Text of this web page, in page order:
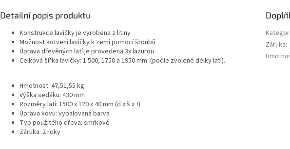
Detailní popis produktu
Konstrukce lavičky je vyrobena z litiny
Možnost kotvení lavičky k zemi pomocí šroubů
Úprava dřevěných latí je provedena 3x lazurou
Celková šířka lavičky: 1 500, 1750 a 1950 mm (podle zvolené délky latí).
Hmotnost: 47,51,55 kg
Výška sedáku: 430 mm
Rozměry latí: 1500 x 120 x 40 mm (d x š x t)
Úprava kovu: vypalovaná barva
Typ použitého dřeva: smrkové
Záruka: 2 roky
Záruka: